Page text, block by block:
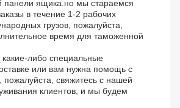
панели ящика.но мы стараемся
в течение 1-2 рабочих
грузов, пожалуйста,
время для таможенной
какие-либо специальные
или вам нужна помощь с
пожалуйста, свяжитесь с нашей
клиентов, и мы будем